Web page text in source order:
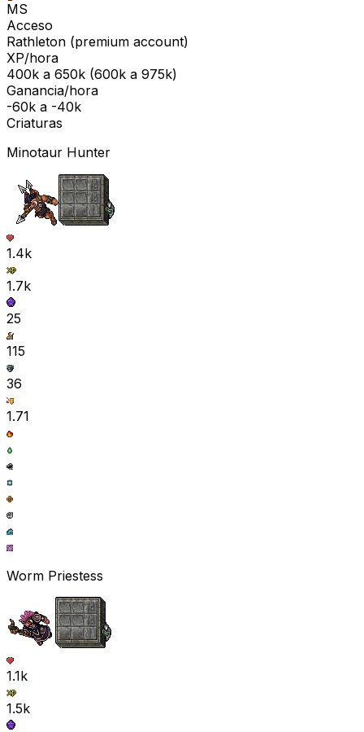
MS
Acceso
Rathleton (premium account)
XP/hora
400k a 650k (600k a 975k)
Ganancia/hora
-60k a -40k
Criaturas
Minotaur Hunter
1.4k
1.7k
25
115
36
1.71
Worm Priestess
1.1k
1.5k